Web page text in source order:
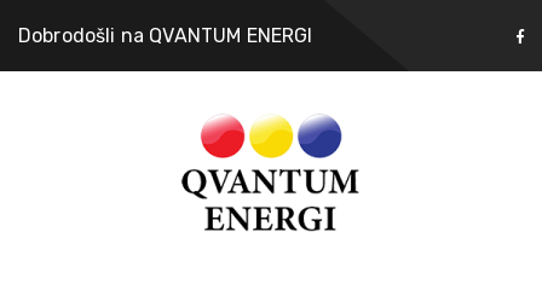
Dobrodošli na QVANTUM ENERGI